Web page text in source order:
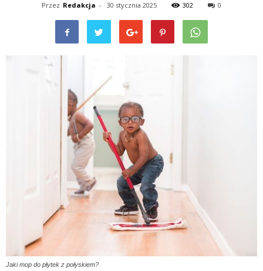
Przez Redakcja - 30 stycznia 2025 302 0
Jaki mop do płytek z połyskiem?